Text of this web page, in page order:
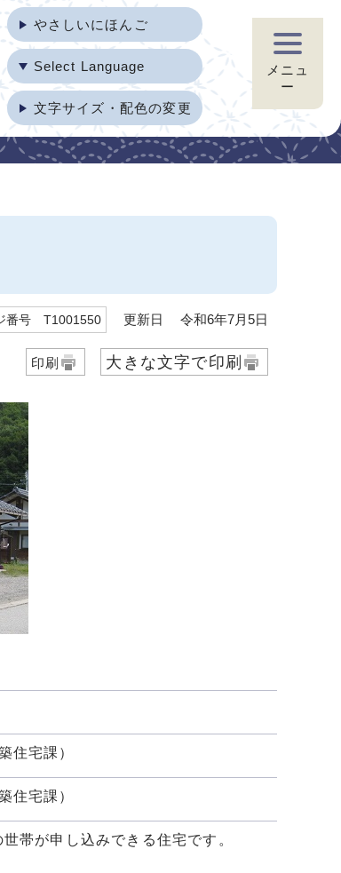
やさしいにほんご
Select Language
文字サイズ・配色の変更
メニュ
ー
番号 T1001550 更新日 令和6年7月5日
印刷 大きな文字で印刷
宅課）
宅課）
帯が申し込みできる住宅です。